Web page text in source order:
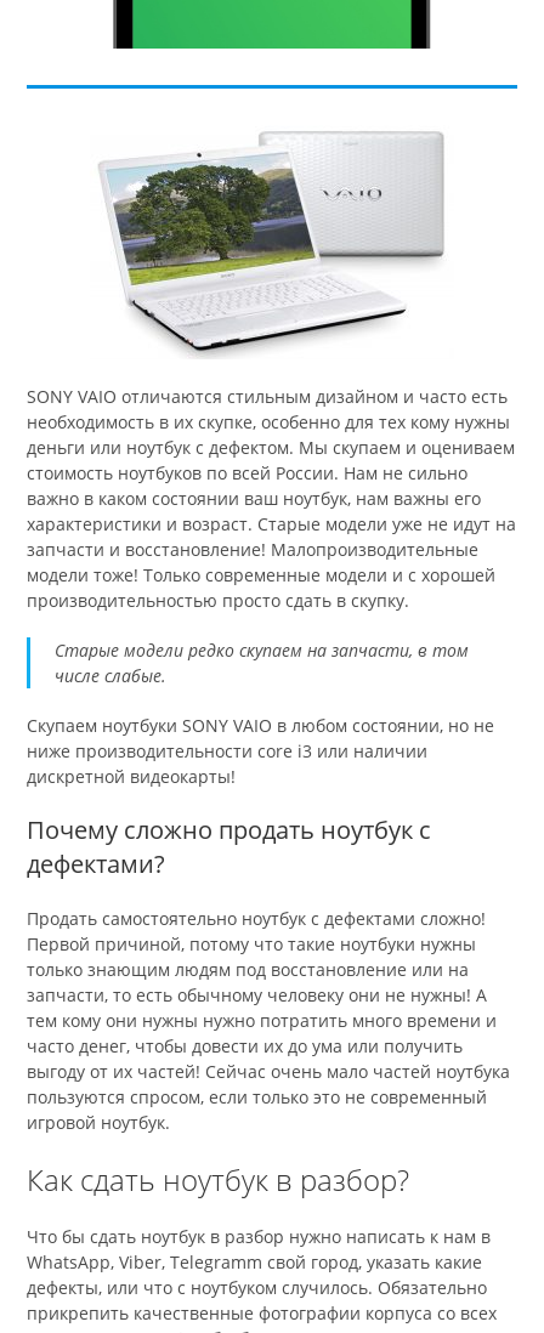
SONY VAIO отличаются стильным дизайном и часто есть
необходимость в их скупке, особенно для тех кому нужны
деньги или ноутбук с дефектом. Мы скупаем и оцениваем
стоимость ноутбуков по всей России. Нам не сильно
важно в каком состоянии ваш ноутбук, нам важны его
характеристики и возраст. Старые модели уже не идут на
запчасти и восстановление! Малопроизводительные
модели тоже! Только современные модели и с хорошей
производительностью просто сдать в скупку.
Старые модели редко скупаем на запчасти, в том
числе слабые.
Скупаем ноутбуки SONY VAIO в любом состоянии, но не
ниже производительности core i3 или наличии
дискретной видеокарты!
Почему сложно продать ноутбук с
дефектами?
Продать самостоятельно ноутбук с дефектами сложно!
Первой причиной, потому что такие ноутбуки нужны
только знающим людям под восстановление или на
запчасти, то есть обычному человеку они не нужны! А
тем кому они нужны нужно потратить много времени и
часто денег, чтобы довести их до ума или получить
выгоду от их частей! Сейчас очень мало частей ноутбука
пользуются спросом, если только это не современный
игровой ноутбук.
Как сдать ноутбук в разбор?
Что бы сдать ноутбук в разбор нужно написать к нам в
WhatsApp, Viber, Telegramm свой город, указать какие
дефекты, или что с ноутбуком случилось. Обязательно
прикрепить качественные фотографии корпуса со всех